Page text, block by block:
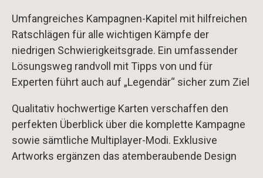
Umfangreiches Kampagnen-Kapitel mit hilfreichen
Ratschlägen für alle wichtigen Kämpfe der
niedrigen Schwierigkeitsgrade. Ein umfassender
Lösungsweg randvoll mit Tipps von und für
Experten führt auch auf „Legendär“ sicher zum Ziel
Qualitativ hochwertige Karten verschaffen den
perfekten Überblick über die komplette Kampagne
sowie sämtliche Multiplayer-Modi. Exklusive
Artworks ergänzen das atemberaubende Design